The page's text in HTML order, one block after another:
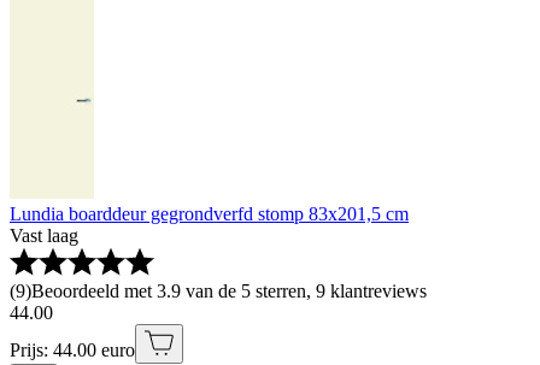
Lundia boarddeur gegrondverfd stomp 83x201,5 cm
Vast laag
(9)Beoordeeld met 3.9 van de 5 sterren, 9 klantreviews
44.00
Prijs: 44.00 euro